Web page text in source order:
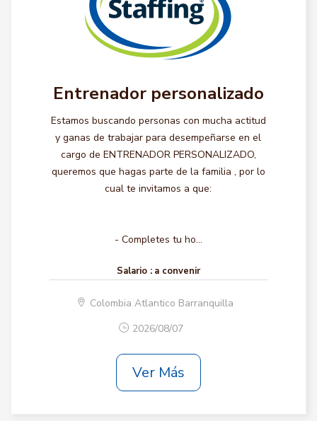
Entrenador personalizado
Estamos buscando personas con mucha actitud
y ganas de trabajar para desempeñarse en el
cargo de ENTRENADOR PERSONALIZADO,
queremos que hagas parte de la familia , por lo
cual te invitamos a que:
- Completes tu ho...
Salario : a convenir
Colombia Atlantico Barranquilla
2026/08/07
Ver Más